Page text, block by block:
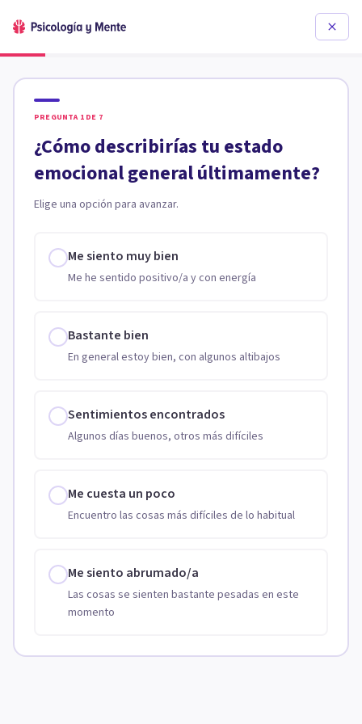
PREGUNTA 1 DE 7
¿Cómo describirías tu estado
emocional general últimamente?
Elige una opción para avanzar.
Me siento muy bien
Me he sentido positivo/a y con energía
Bastante bien
En general estoy bien, con algunos altibajos
Sentimientos encontrados
Algunos días buenos, otros más difíciles
Me cuesta un poco
Encuentro las cosas más difíciles de lo habitual
Me siento abrumado/a
Las cosas se sienten bastante pesadas en este
momento